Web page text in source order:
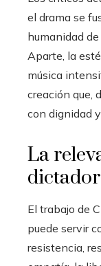
el drama se
humanidad
Aparte, la
música
creación que,
con dignidad
La
El trabajo de
puede servir
resistencia,